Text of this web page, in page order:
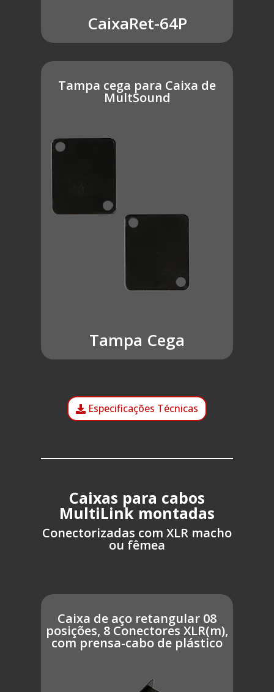
CaixaRet-64P
Tampa cega para Caixa de
MultSound
Tampa Cega
Especificações Técnicas
Caixas para cabos
MultiLink montadas
Conectorizadas com XLR macho
ou fêmea
Caixa de aço retangular 08
posições, 8 Conectores XLR(m),
com prensa-cabo de plástico